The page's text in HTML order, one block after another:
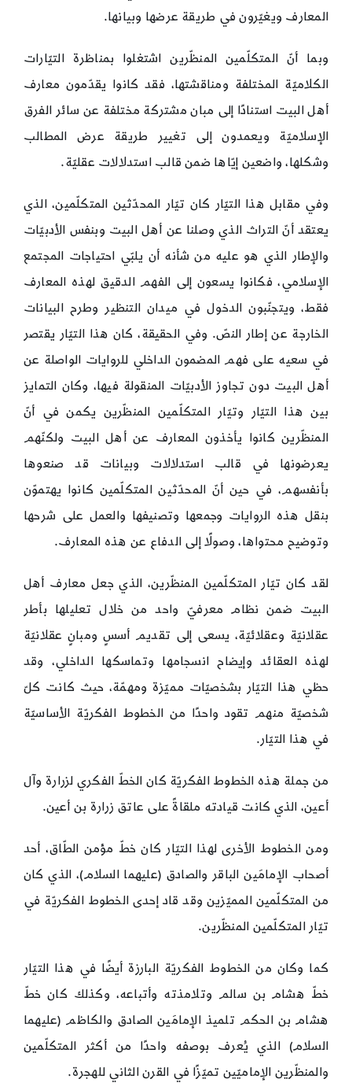
المعارف ويغيّرون في طريقة عرضها وبيانها.
وبما أنّ المتكلّمين المنظّرين اشتغلوا بمناظرة التيّارات
الكلاميّة المختلفة ومناقشتها، فقد كانوا يقدّمون معارف
أهل البيت استنادًا إلى مبان مشتركة مختلفة عن سائر الفرق
الإسلاميّة ويعمدون إلى تغيير طريقة عرض المطالب
وشكلها، واضعين إيّاها ضمن قالب استدلالات عقليّة.
وفي مقابل هذا التيّار كان تيّار المحدّثين المتكلّمين، الذي
يعتقد أنّ التراث الذي وصلنا عن أهل البيت وبنفس الأدبيّات
والإطار الذي هو عليه من شأنه أن يلبّي احتياجات المجتمع
الإسلامي، فكانوا يسعون إلى الفهم الدقيق لهذه المعارف
فقط، ويتجنّبون الدخول في ميدان التنظير وطرح البيانات
الخارجة عن إطار النصّ. وفي الحقيقة، كان هذا التيّار يقتصر
في سعيه على فهم المضمون الداخلي للروايات الواصلة عن
أهل البيت دون تجاوز الأدبيّات المنقولة فيها، وكان التمايز
بين هذا التيّار وتيّار المتكلّمين المنظّرين يكمن في أنّ
المنظّرين كانوا يأخذون المعارف عن أهل البيت ولكنّهم
يعرضونها في قالب استدلالات وبيانات قد صنعوها
بأنفسهم، في حين أنّ المحدّثين المتكلّمين كانوا يهتموّن
بنقل هذه الروايات وجمعها وتصنيفها والعمل على شرحها
وتوضيح محتواها، وصولًا إلى الدفاع عن هذه المعارف.
لقد كان تيّار المتكلّمين المنظّرين، الذي جعل معارف أهل
البيت ضمن نظام معرفيّ واحد من خلال تعليلها بأطر
عقلانيّة وعقلائيّة، يسعى إلى تقديم أسسٍ ومبانٍ عقلانيّة
لهذه العقائد وإيضاح انسجامها وتماسكها الداخلي، وقد
حظي هذا التيّار بشخصيّات مميّزة ومهمّة، حيث كانت كلّ
شخصيّة منهم تقود واحدًا من الخطوط الفكريّة الأساسيّة
في هذا التيّار.
من جملة هذه الخطوط الفكريّة كان الخطّ الفكري لزرارة وآل
أعين، الذي كانت قيادته ملقاةً على عاتق زرارة بن أعين.
ومن الخطوط الأخرى لهذا التيّار كان خطّ مؤمن الطّاق، أحد
أصحاب الإمامَين الباقر والصادق (عليهما السلام)، الذي كان
من المتكلّمين المميّزين وقد قاد إحدى الخطوط الفكريّة في
تيّار المتكلّمين المنظّرين.
كما وكان من الخطوط الفكريّة البارزة أيضًا في هذا التيّار
خطّ هشام بن سالم وتلامذته وأتباعه، وكذلك كان خطّ
هشام بن الحكم تلميذ الإمامَين الصادق والكاظم (عليهما
السلام) الذي يُعرف بوصفه واحدًا من أكثر المتكلّمين
والمنظّرين الإماميّين تميّزًا في القرن الثاني للهجرة.